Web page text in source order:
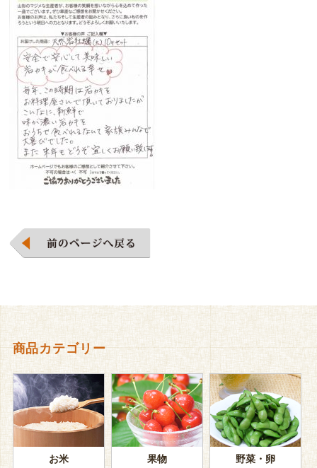
商品カテゴリー
お米 果物 野菜・卵